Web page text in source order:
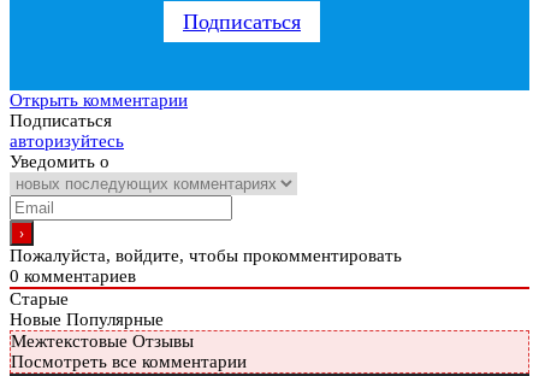
Подписаться
Открыть комментарии
Подписаться
авторизуйтесь
Уведомить о
Пожалуйста, войдите, чтобы прокомментировать
0 комментариев
Старые
Новые Популярные
Межтекстовые Отзывы
Посмотреть все комментарии